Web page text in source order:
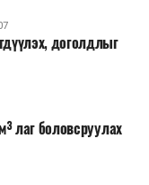
доголдлыг
лаг боловсруулах